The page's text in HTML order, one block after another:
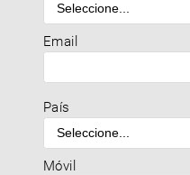
Email
País
Móvil